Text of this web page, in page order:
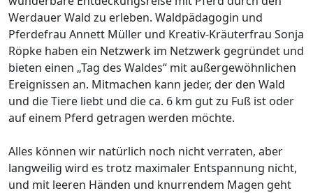
Werdauer Wald zu erleben. Waldpädagogin und
Pferdefrau Annett Müller und Kreativ-Kräuterfrau Sonja
Röpke haben ein Netzwerk im Netzwerk gegründet und
bieten einen „Tag des Waldes“ mit außergewöhnlichen
Ereignissen an. Mitmachen kann jeder, der den Wald
und die Tiere liebt und die ca. 6 km gut zu Fuß ist oder
auf einem Pferd getragen werden möchte.
Alles können wir natürlich noch nicht verraten, aber
langweilig wird es trotz maximaler Entspannung nicht,
und mit leeren Händen und knurrendem Magen geht